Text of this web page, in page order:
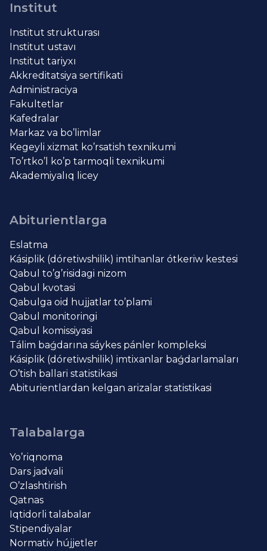
Institut
Institut strukturası
Institut ustavı
Institut tariyxı
Akkreditatsiya sertifikati
Administraciya
Fakultetlar
Kafedralar
Markaz va bo’limlar
Kegeyli xizmat ko’rsatish texnikumi
To’rtko’l ko’p tarmoqli texnikumi
Akademiyalıq licey
Abiturientlarga
Eslatma
Kásiplik (dóretiwshilik) imtihanlar ótkeriw kestesi
Qabul to’g’risidagi nizom
Qabul kvotasi
Qabulga oid hujjatlar to’plami
Qabul monitoringi
Qabul komissiyasi
Tálim baǵdarına sáykes pánler kompleksi
Kásiplik (dóretiwshilik) imtixanlar baǵdarlamaları
O’tish ballari statistikasi
Abiturientlardan kelgan arizalar statistikasi
Talabalarga
Yo’riqnoma
Dars jadvali
O’zlashtirish
Qatnas
Iqtidorli talabalar
Stipendiyalar
Normativ hújjetler